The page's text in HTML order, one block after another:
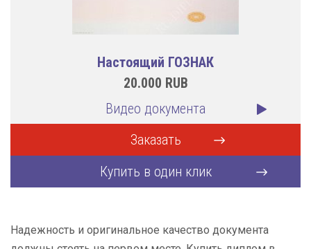
Настоящий ГОЗНАК
20.000 RUB
Видео документа
Заказать
Купить в один клик
Надежность и оригинальное качество документа